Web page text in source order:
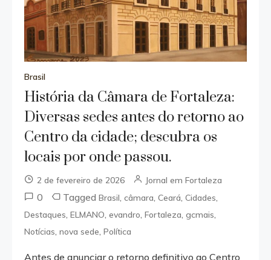
Brasil
História da Câmara de Fortaleza:
Diversas sedes antes do retorno ao
Centro da cidade; descubra os
locais por onde passou.
2 de fevereiro de 2026 Jornal em Fortaleza
0 TaggedBrasil ,câmara ,Ceará ,Cidades
Destaques ,ELMANO ,evandro ,Fortaleza ,gcmais
Notícias ,nova sede ,Política
Antes de anunciar o retorno definitivo ao Centro